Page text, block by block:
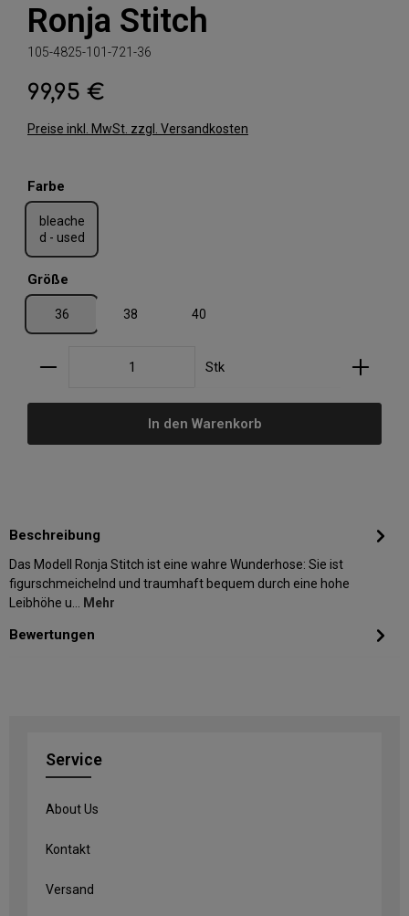
Ronja Stitch
105-4825-101-721-36
Regulärer Preis:
99,95 €
Preise inkl. MwSt. zzgl. Versandkosten
Farbe
bleache
d - used
Größe
36 38 40
Produkt Anzahl: Gib den gewünschten Wert ein
Stk
In den Warenkorb
Beschreibung
Das Modell Ronja Stitch ist eine wahre Wunderhose: Sie ist
figurschmeichelnd und traumhaft bequem durch eine hohe
Leibhöhe u…
Mehr
Bewertungen
Service
About Us
Kontakt
Versand